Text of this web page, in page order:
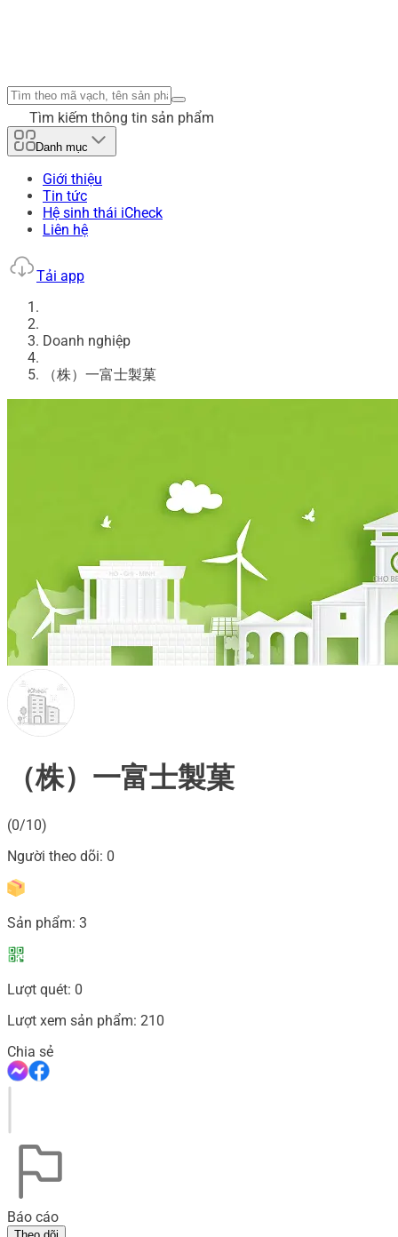
Tìm kiếm thông tin sản phẩm
Danh mục
Giới thiệu
Tin tức
Hệ sinh thái iCheck
Liên hệ
Tải app
Doanh nghiệp
（株）一富士製菓
（株）一富士製菓
(0/10)
Người theo dõi: 0
Sản phẩm: 3
Lượt quét: 0
Lượt xem sản phẩm: 210
Chia sẻ
Báo cáo